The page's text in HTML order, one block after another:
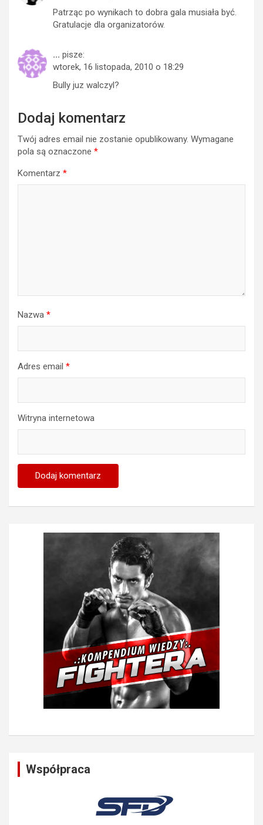
Patrząc po wynikach to dobra gala musiała być.
Gratulacje dla organizatorów.
... pisze:
wtorek, 16 listopada, 2010 o 18:29
Bully juz walczyl?
Dodaj komentarz
Twój adres email nie zostanie opublikowany. Wymagane
pola są oznaczone *
Komentarz *
Nazwa *
Adres email *
Witryna internetowa
Współpraca